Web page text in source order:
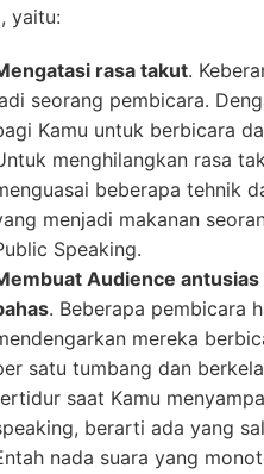
yaitu:
rasa takut.
seorang pembicara.
Kamu untuk berbicara
menghilangkan rasa
beberapa tehnik
menjadi makanan
Speaking.
Audience
. Beberapa pembicara
mereka
satu tumbang dan
saat Kamu
berarti ada yang
nada suara yang